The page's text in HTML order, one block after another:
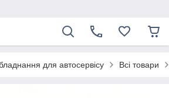
для автосервісу Всі товари